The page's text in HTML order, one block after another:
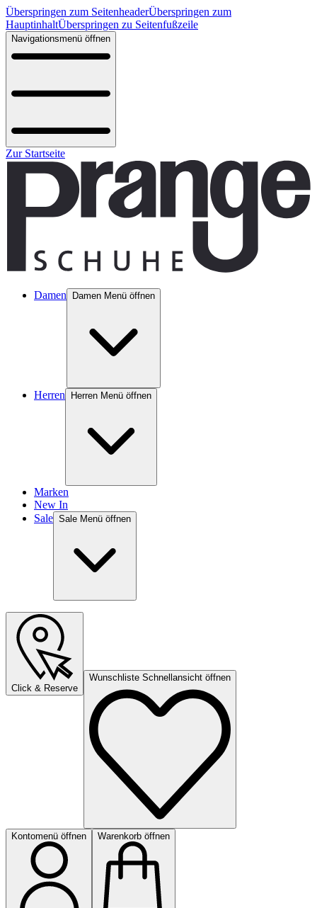
Überspringen zum SeitenheaderÜberspringen zum
HauptinhaltÜberspringen zu Seitenfußzeile
Navigationsmenü öffnen
Zur Startseite
Damen Damen Menü öffnen
Herren Herren Menü öffnen
Marken
New In
Sale Sale Menü öffnen
Click & Reserve
Wunschliste Schnellansicht öffnen
Kontomenü öffnen Warenkorb öffnen